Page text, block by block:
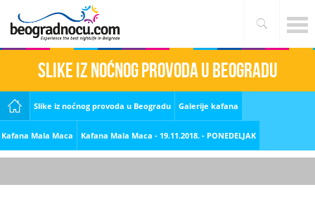
Slike iz noćnog provoda u Beogradu
Slike iz noćnog provoda u Beogradu Galerije kafana
Kafana Mala Maca Kafana Mala Maca - 19.11.2018. - PONEDELJAK